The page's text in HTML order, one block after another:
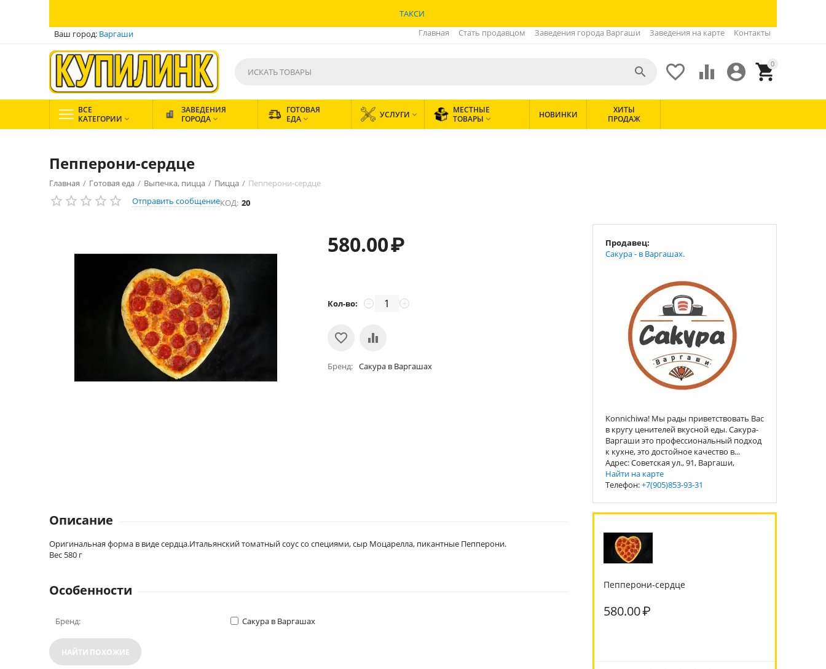
ТАКСИ
Ваш город: Варгаши Главная Стать продавцом Заведения города Варгаши Заведения на карте Контакты
0


 

ВСЕ
КАТЕГОРИИ 
ЗАВЕДЕНИЯ
ГОРОДА 
ГОТОВАЯ
ЕДА  УСЛУГИ 
МЕСТНЫЕ
ТОВАРЫ  НОВИНКИ
ХИТЫ
ПРОДАЖ
Пепперони-сердце
Главная / Готовая еда / Выпечка, пицца / Пицца / Пепперони-сердце
Отправить сообщениеКОД: 20
580.00₽
Кол-во: +
−
Бренд Сакура в Варгашах
Продавец:
Сакура - в Варгашах.
Konnichiwa! Мы рады приветствовать Вас
в кругу ценителей вкусной еды. Сакура-
Варгаши это профессиональный подход
к кухне, это достойное качество в...
Адрес: Советская ул., 91, Варгаши,
Найти на карте
Телефон:+7(905)853-93-31
Пепперони-сердце
580.00₽
Описание
Оригинальная форма в виде сердца.Итальянский томатный соус со специями, сыр Моцарелла, пикантные Пепперони.
Вес 580 г
Особенности
Бренд: Сакура в Варгашах
НАЙТИ ПОХОЖИЕ